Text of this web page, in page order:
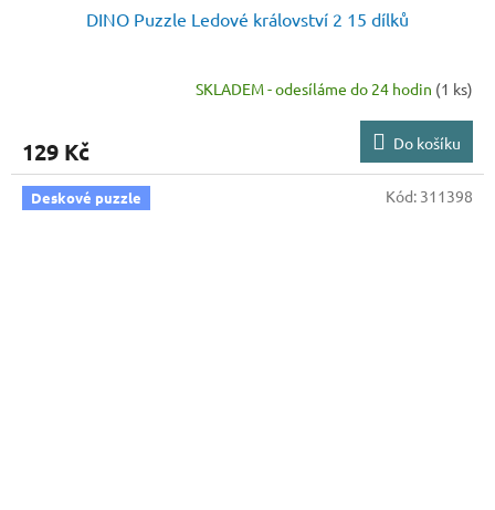
DINO Puzzle Ledové království 2 15 dílků
SKLADEM - odesíláme do 24 hodin (1 ks)
129 Kč Do košíku
Deskové puzzle Kód: 311398